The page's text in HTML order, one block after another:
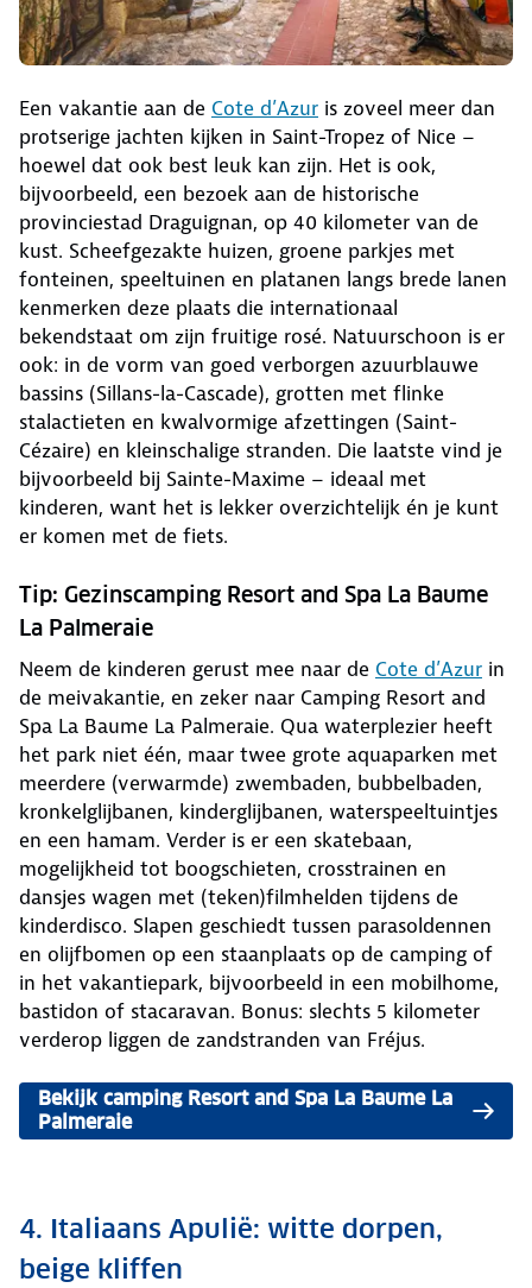
Een vakantie aan de Cote d’Azur is zoveel meer dan
protserige jachten kijken in Saint-Tropez of Nice –
hoewel dat ook best leuk kan zijn. Het is ook,
bijvoorbeeld, een bezoek aan de historische
provinciestad Draguignan, op 40 kilometer van de
kust. Scheefgezakte huizen, groene parkjes met
fonteinen, speeltuinen en platanen langs brede lanen
kenmerken deze plaats die internationaal
bekendstaat om zijn fruitige rosé. Natuurschoon is er
ook: in de vorm van goed verborgen azuurblauwe
bassins (Sillans-la-Cascade), grotten met flinke
stalactieten en kwalvormige afzettingen (Saint-
Cézaire) en kleinschalige stranden. Die laatste vind je
bijvoorbeeld bij Sainte-Maxime – ideaal met
kinderen, want het is lekker overzichtelijk én je kunt
er komen met de fiets.
Tip: Gezinscamping Resort and Spa La Baume
La Palmeraie
Neem de kinderen gerust mee naar de Cote d’Azur in
de meivakantie, en zeker naar Camping Resort and
Spa La Baume La Palmeraie. Qua waterplezier heeft
het park niet één, maar twee grote aquaparken met
meerdere (verwarmde) zwembaden, bubbelbaden,
kronkelglijbanen, kinderglijbanen, waterspeeltuintjes
en een hamam. Verder is er een skatebaan,
mogelijkheid tot boogschieten, crosstrainen en
dansjes wagen met (teken)filmhelden tijdens de
kinderdisco. Slapen geschiedt tussen parasoldennen
en olijfbomen op een staanplaats op de camping of
in het vakantiepark, bijvoorbeeld in een mobilhome,
bastidon of stacaravan. Bonus: slechts 5 kilometer
verderop liggen de zandstranden van Fréjus.
Bekijk camping Resort and Spa La Baume La
Palmeraie
4. Italiaans Apulië: witte dorpen,
beige kliffen